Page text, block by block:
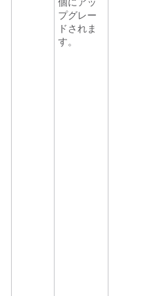
プグレー
ドされま
す。